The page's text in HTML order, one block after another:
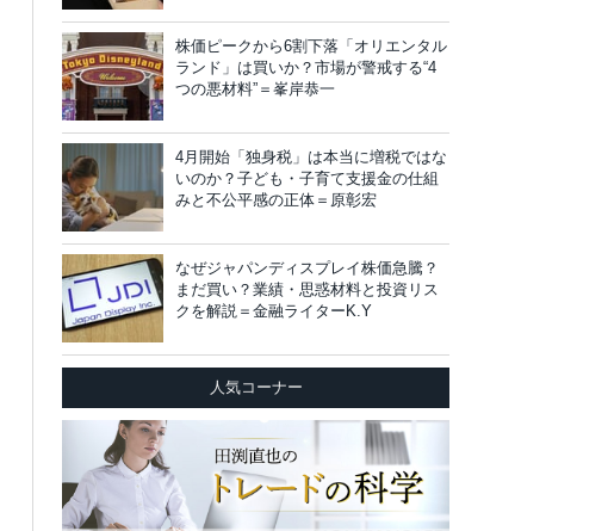
株価ピークから6割下落「オリエンタル
ランド」は買いか？市場が警戒する“4
つの悪材料”＝峯岸恭一
4月開始「独身税」は本当に増税ではな
いのか？子ども・子育て支援金の仕組
みと不公平感の正体＝原彰宏
なぜジャパンディスプレイ株価急騰？
まだ買い？業績・思惑材料と投資リス
クを解説＝金融ライターK.Y
人気コーナー